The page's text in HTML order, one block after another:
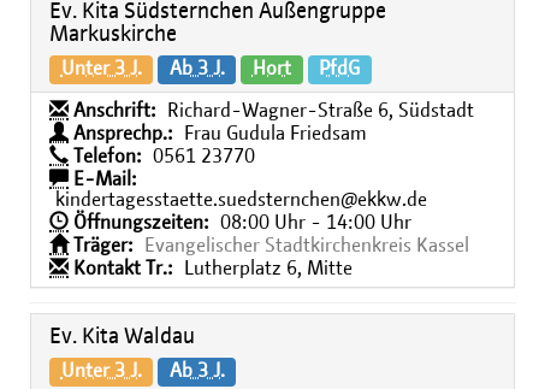
Ev. Kita Südsternchen Außengruppe
Markuskirche
Unter 3 J. Ab 3 J. Hort PfdG
Anschrift:
Richard-Wagner-Straße 6, Südstadt
Ansprechp.:
Frau Gudula Friedsam
Telefon:
0561 23770
E-Mail:
kindertagesstaette.suedsternchen@ekkw.de
Öffnungszeiten:
08:00 Uhr - 14:00 Uhr
Träger:
Evangelischer Stadtkirchenkreis Kassel
Kontakt Tr.:
Lutherplatz 6, Mitte
Ev. Kita Waldau
Unter 3 J. Ab 3 J.